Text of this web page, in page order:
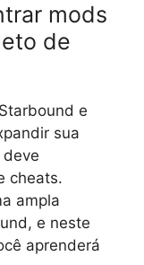
mods
de
e
sua
cheats.
ampla
e neste
aprenderá